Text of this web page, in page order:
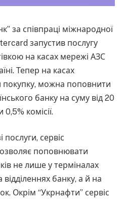
за співпраці міжнародної
запустив послугу
на касах мережі АЗС
Тепер на касах
покупку, можна поповнити
банку на суму від 20
комісії.
послуги, сервіс
поповнювати
не лише у терміналах
банку, а й на
Окрім “Укрнафти” сервіс